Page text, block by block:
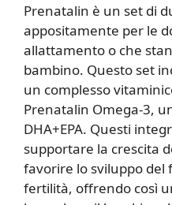
Prenatalin è un set di
appositamente per le
allattamento o che
bambino. Questo set
un complesso
Prenatalin Omega-3,
DHA+EPA. Questi
supportare la crescita
favorire lo sviluppo del
fertilità, offrendo così